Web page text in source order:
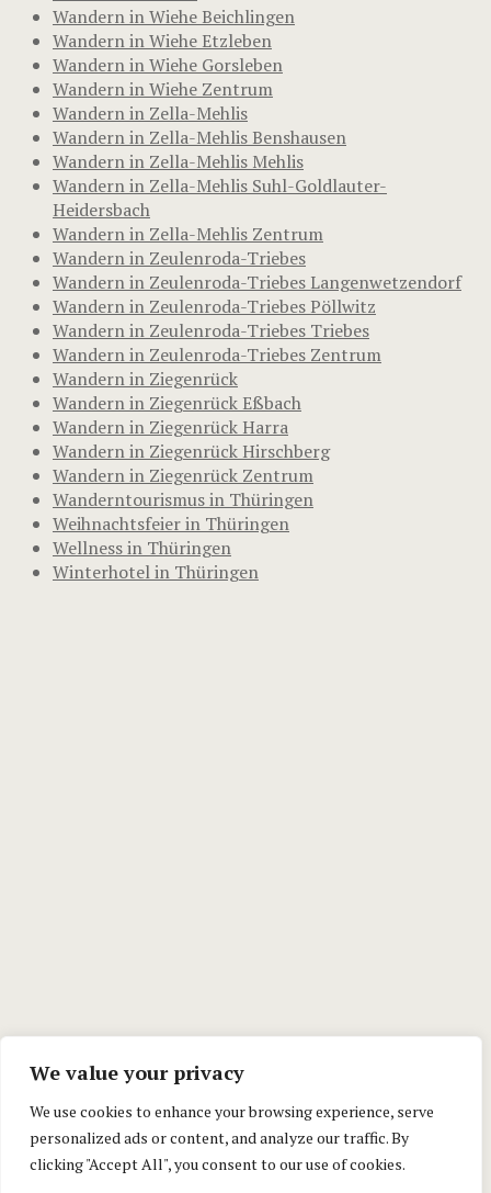
We value your privacy
We use cookies to enhance your browsing experience, serve
personalized ads or content, and analyze our traffic. By
clicking "Accept All", you consent to our use of cookies.
Wandern in Wiehe Beichlingen
Wandern in Wiehe Etzleben
Wandern in Wiehe Gorsleben
Wandern in Wiehe Zentrum
Wandern in Zella-Mehlis
Wandern in Zella-Mehlis Benshausen
Wandern in Zella-Mehlis Mehlis
Wandern in Zella-Mehlis Suhl-Goldlauter-
Heidersbach
Wandern in Zella-Mehlis Zentrum
Wandern in Zeulenroda-Triebes
Wandern in Zeulenroda-Triebes Langenwetzendorf
Wandern in Zeulenroda-Triebes Pöllwitz
Wandern in Zeulenroda-Triebes Triebes
Wandern in Zeulenroda-Triebes Zentrum
Wandern in Ziegenrück
Wandern in Ziegenrück Eßbach
Wandern in Ziegenrück Harra
Wandern in Ziegenrück Hirschberg
Wandern in Ziegenrück Zentrum
Wanderntourismus in Thüringen
Weihnachtsfeier in Thüringen
Wellness in Thüringen
Winterhotel in Thüringen